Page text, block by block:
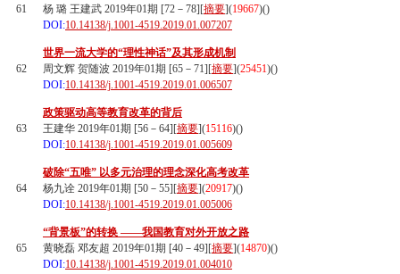
61
杨 璐 王建武 2019年01期 [72－78][摘要](19667)()
DOI:10.14138/j.1001-4519.2019.01.007207
62
世界一流大学的“理性神话”及其形成机制
周文辉 贺随波 2019年01期 [65－71][摘要](25451)()
DOI:10.14138/j.1001-4519.2019.01.006507
63
政策驱动高等教育改革的背后
王建华 2019年01期 [56－64][摘要](15116)()
DOI:10.14138/j.1001-4519.2019.01.005609
64
破除“五唯” 以多元治理的理念深化高考改革
杨九诠 2019年01期 [50－55][摘要](20917)()
DOI:10.14138/j.1001-4519.2019.01.005006
65
“背景板”的转换 ——我国教育对外开放之路
黄晓磊 邓友超 2019年01期 [40－49][摘要](14870)()
DOI:10.14138/j.1001-4519.2019.01.004010